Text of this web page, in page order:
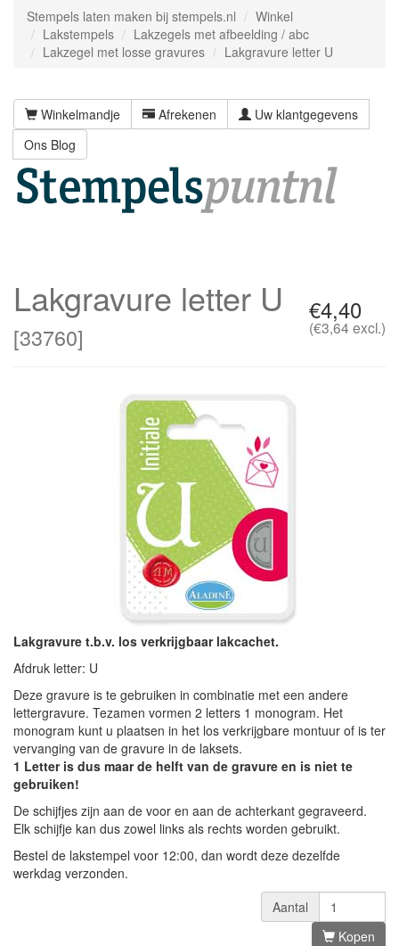
Stempels laten maken bij stempels.nl
Winkel
Lakstempels
Lakzegels met afbeelding / abc
Lakzegel met losse gravures
Lakgravure letter U
Winkelmandje Afrekenen
Uw klantgegevens
Ons Blog
€4,40
(€3,64 excl.)
Lakgravure letter U
[33760]
Lakgravure t.b.v. los verkrijgbaar lakcachet.
Afdruk letter: U
Deze gravure is te gebruiken in combinatie met een andere
lettergravure. Tezamen vormen 2 letters 1 monogram. Het
monogram kunt u plaatsen in het los verkrijgbare montuur of is ter
vervanging van de gravure in de laksets.
1 Letter is dus maar de helft van de gravure en is niet te
gebruiken!
De schijfjes zijn aan de voor en aan de achterkant gegraveerd.
Elk schijfje kan dus zowel links als rechts worden gebruikt.
Bestel de lakstempel voor 12:00, dan wordt deze dezelfde
werkdag verzonden.
Aantal
Kopen